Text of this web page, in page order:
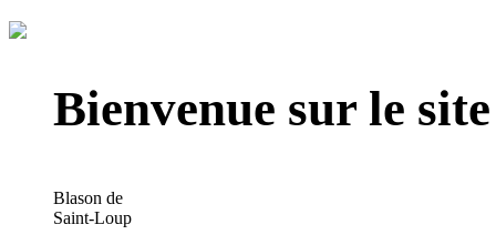
Bienvenue sur le
Blason de
Saint-Loup